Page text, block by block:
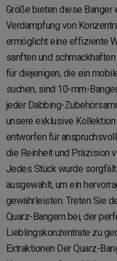
Größe bieten diese Banger
Verdampfung von
ermöglicht eine effiziente
sanften und
für diejenigen, die ein
suchen, sind 10-mm-
jeder Dabbing-
unsere exklusive
entworfen für
die Reinheit und Präzision
Jedes Stück wurde
ausgewählt, um ein
gewährleisten. Treten Sie
Quarz-Bangern bei, der
Lieblingskonzentrate zu
Extraktionen Der Quarz-